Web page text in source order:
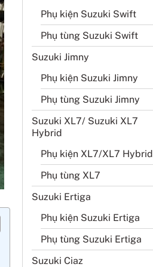
Phụ kiện Suzuki Swift
Phụ tùng Suzuki Swift
Suzuki Jimny
Phụ kiện Suzuki Jimny
Phụ tùng Suzuki Jimny
Suzuki XL7/ Suzuki XL7
Hybrid
Phụ kiện XL7/XL7 Hybrid
Phụ tùng XL7
Suzuki Ertiga
Phụ kiện Suzuki Ertiga
Phụ tùng Suzuki Ertiga
Suzuki Ciaz